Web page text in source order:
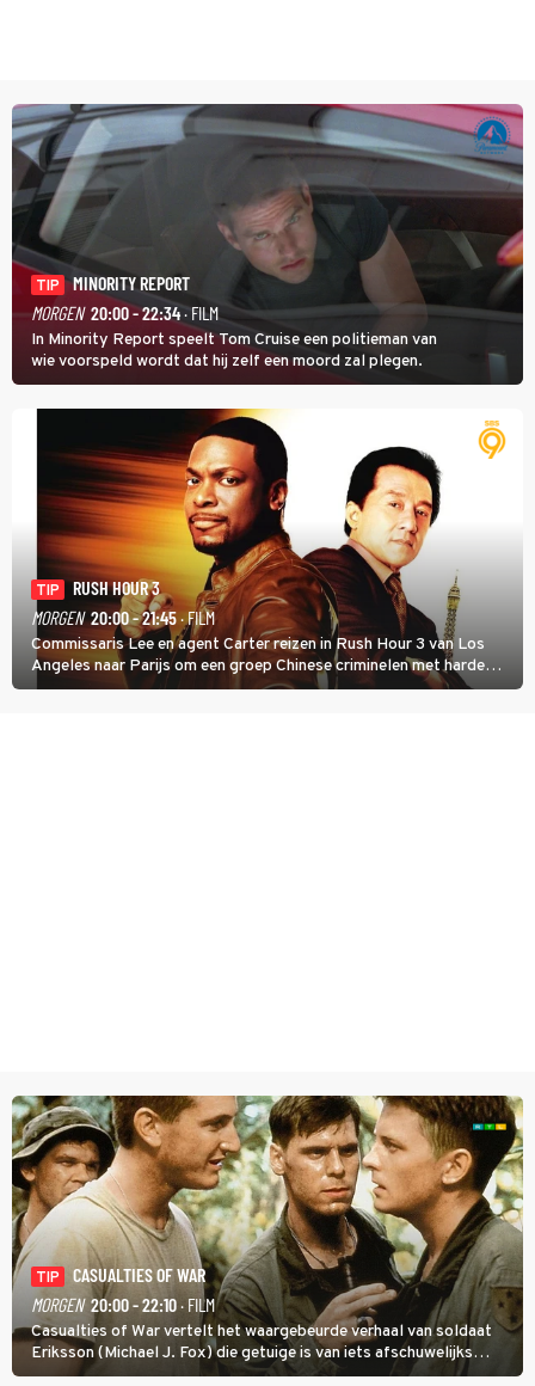
TIP
MINORITY REPORT
MORGEN 20:00 - 22:34· FILM
In Minority Report speelt Tom Cruise een politieman van
wie voorspeld wordt dat hij zelf een moord zal plegen.
TIP
RUSH HOUR 3
MORGEN 20:00 - 21:45· FILM
Commissaris Lee en agent Carter reizen in Rush Hour 3 van Los
Angeles naar Parijs om een groep Chinese criminelen met harde
hand aan te pakken.
TIP
CASUALTIES OF WAR
MORGEN 20:00 - 22:10· FILM
Casualties of War vertelt het waargebeurde verhaal van soldaat
Eriksson (Michael J. Fox) die getuige is van iets afschuwelijks
tijdens de Vietnamoorlog. Hij besluit uit de school te klappen.